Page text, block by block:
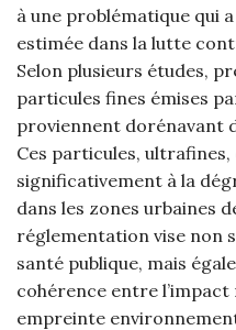
à une problématique qui
estimée dans la lutte
Selon plusieurs études,
particules fines émises
proviennent dorénavant
Ces particules,
significativement à la
dans les zones urbaines
réglementation vise non
santé publique, mais
cohérence entre
empreinte